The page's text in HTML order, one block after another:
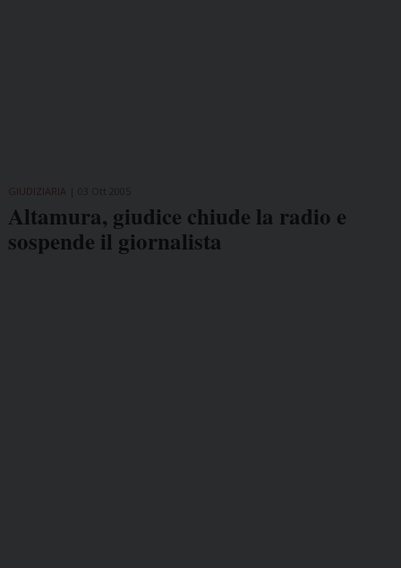
GIUDIZIARIA
Altamura, giudice chiude la radio e
sospende il giornalista